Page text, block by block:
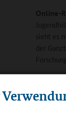
Online-
sieht
der
eine